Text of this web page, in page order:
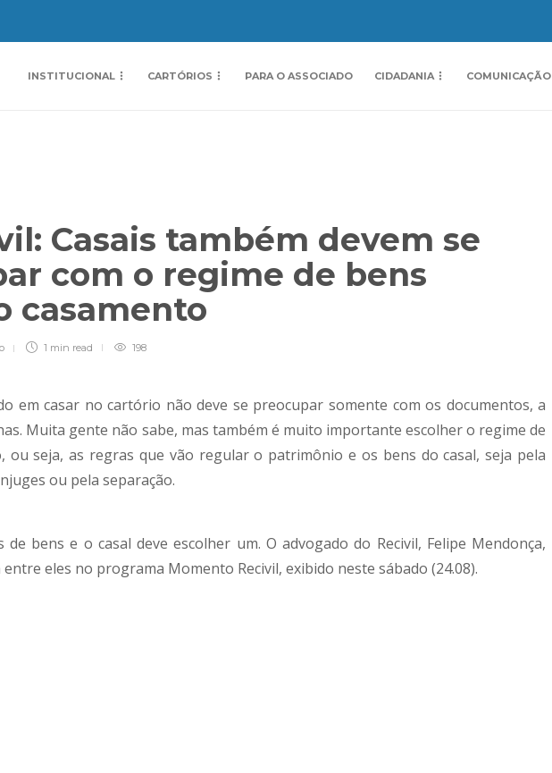
INSTITUCIONAL CARTÓRIOS PARA O ASSOCIADO CIDADANIA COMUNICAÇÃO
Casais também devem se
com o regime de bens
casamento
1 min read 198
em casar no cartório não deve se preocupar somente com os documentos, a
Muita gente não sabe, mas também é muito importante escolher o regime de
ou seja, as regras que vão regular o patrimônio e os bens do casal, seja pela
ou pela separação.
bens e o casal deve escolher um. O advogado do Recivil, Felipe Mendonça,
eles no programa Momento Recivil, exibido neste sábado (24.08).